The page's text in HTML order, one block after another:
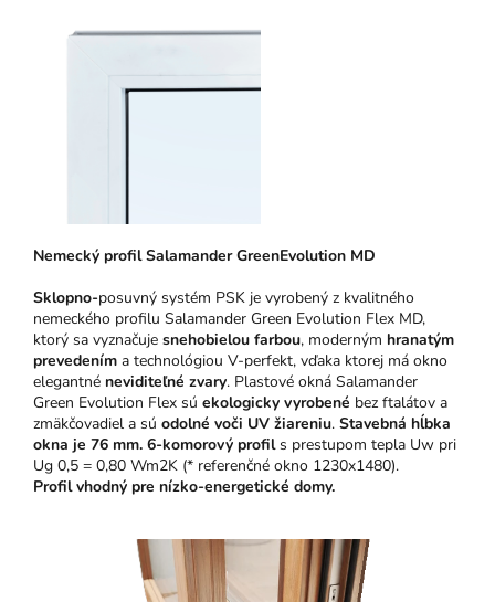
Nemecký profil Salamander GreenEvolution MD
Sklopno-posuvný systém PSK je vyrobený z kvalitného
nemeckého profilu Salamander Green Evolution Flex MD,
ktorý sa vyznačuje snehobielou farbou, moderným hranatým
prevedením a technológiou V-perfekt, vďaka ktorej má okno
elegantné neviditeľné zvary. Plastové okná Salamander
Green Evolution Flex sú ekologicky vyrobené bez ftalátov a
zmäkčovadiel a sú odolné voči UV žiareniu. Stavebná hĺbka
okna je 76 mm. 6-komorový profils prestupom tepla Uw pri
Ug 0,5 = 0,80 Wm2K (* referenčné okno 1230x1480).
Profil vhodný pre nízko-energetické domy.